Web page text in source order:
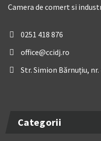
Camera de comert si
0251 418 876
office@ccidj.ro
Str. Simion Bărnuțiu,
Categorii